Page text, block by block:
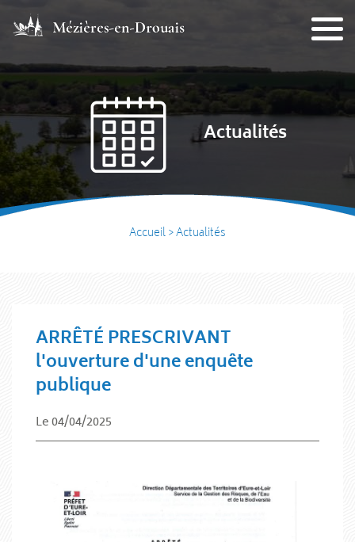
Actualités
Accueil>Actualités
ARRÊTÉ PRESCRIVANT
l'ouverture d'une enquête
publique
Le 04/04/2025